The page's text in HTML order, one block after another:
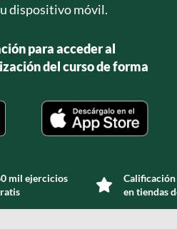
dispositivo móvil.
para acceder al
del curso de forma
mil ejercicios
en tiendas